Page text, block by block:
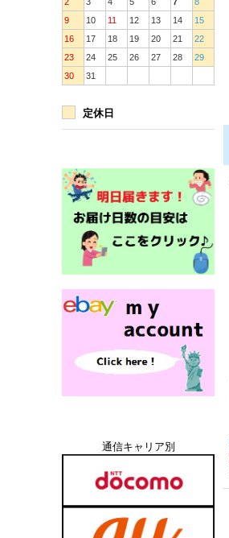
9
10 11 12 13 14
15
16
17 18 19 20 21
22
23
24 25 26 27 28
29
30
31
定休日
通信キャリア別